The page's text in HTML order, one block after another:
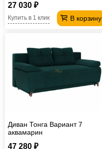
27 030 ₽
В корзину
Купить в 1 клик
Диван Тонга Вариант 7
аквамарин
47 280 ₽